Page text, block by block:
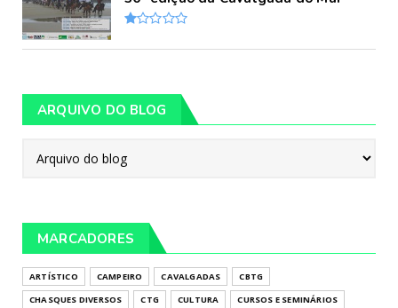
ARQUIVO DO BLOG
MARCADORES
ARTÍSTICO CAMPEIRO CAVALGADAS
CBTG
CHASQUES DIVERSOS
CTG CULTURA
CURSOS E SEMINÁRIOS